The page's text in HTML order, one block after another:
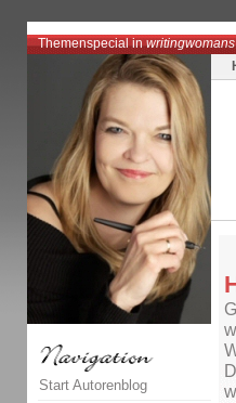
Themenspecial in
Start Autorenblog